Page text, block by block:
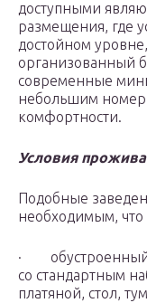
доступными
размещения, где
достойном
организованный
современные
небольшим
комфортности.
Условия
Подобные
необходимым, что
· обустроенный
со стандартным
платяной, стол,